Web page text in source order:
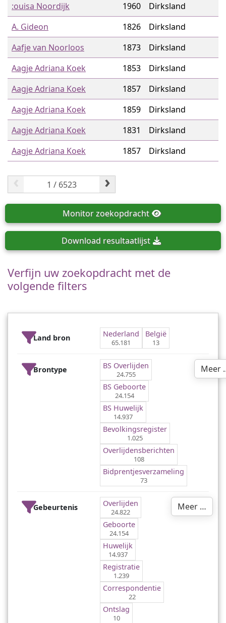
:ouisa Noordijk
1960
Dirksland
A. Gideon
1826
Dirksland
Aafje van Noorloos
1873
Dirksland
Aagje Adriana Koek
1853
Dirksland
Aagje Adriana Koek
1857
Dirksland
Aagje Adriana Koek
1859
Dirksland
Aagje Adriana Koek
1831
Dirksland
Aagje Adriana Koek
1857 Dirksland
‹ ›
Monitorzoekopdracht
Download resultaatlijst
Verfijn uw zoekopdracht met de
volgende filters
Land bron Nederland
65.181
België
13
Brontype BS Overlijden
24.755
BS Geboorte
24.154
BS Huwelijk
14.937
Bevolkingsregister
1.025
Overlijdensberichten
108
Bidprentjes­verzameling
73
Meer
Gebeurtenis Overlijden
24.822
Geboorte
24.154
Huwelijk
14.937
Registratie
1.239
Correspondentie
22
Ontslag
10
Meer …